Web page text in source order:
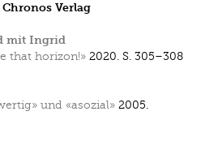
Verlag
mit Ingrid
that horizon!» 2020. S. 305–308
und «asozial» 2005.